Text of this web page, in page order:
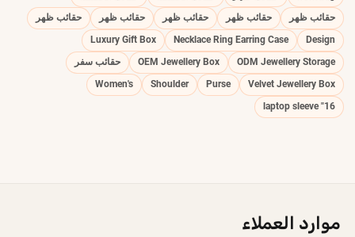
حقائب ظهر
حقائب ظهر حقائب ظهر حقائب ظهر
حقائب ظهر
Design
Necklace Ring Earring Case
Luxury Gift Box
ODM Jewellery Storage
OEM Jewellery Box
حقائب سفر
Velvet Jewellery Box
Purse
Shoulder
Women's
16" laptop sleeve
موارد العملاء